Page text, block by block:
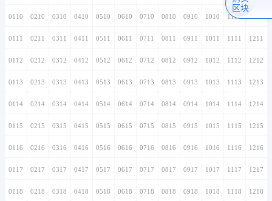
0110 0210 0310 0410 0510 0610 0710 0810 0910 1010 1110
0111 0211 0311 0411 0511 0611 0711 0811 0911 1011 1111 1211
0112 0212 0312 0412 0512 0612 0712 0812 0912 1012 1112 1212
0113 0213 0313 0413 0513 0613 0713 0813 0913 1013 1113 1213
0114 0214 0314 0414 0514 0614 0714 0814 0914 1014 1114 1214
0115 0215 0315 0415 0515 0615 0715 0815 0915 1015 1115 1215
0116 0216 0316 0416 0516 0616 0716 0816 0916 1016 1116 1216
0117 0217 0317 0417 0517 0617 0717 0817 0917 1017 1117 1217
0118 0218 0318 0418 0518 0618 0718 0818 0918 1018 1118 1218
区块